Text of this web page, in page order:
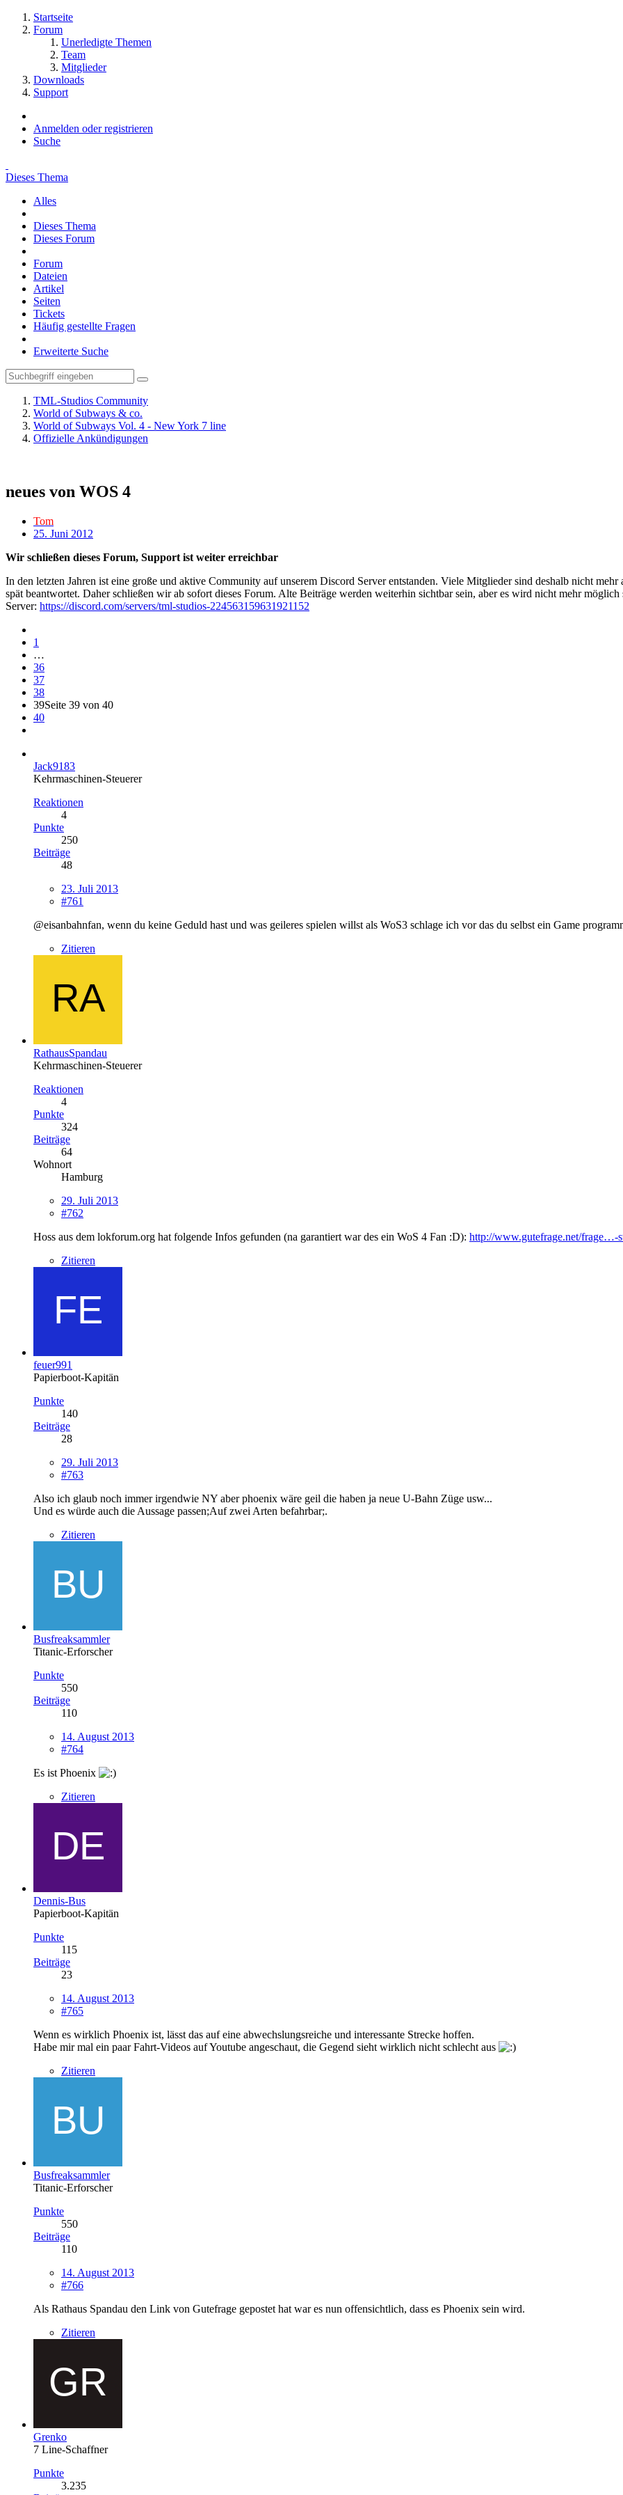
Startseite
Forum
Unerledigte Themen
Team
Mitglieder
Downloads
Support
Anmelden oder registrieren
Suche
Dieses Thema
Alles
Dieses Thema
Dieses Forum
Forum
Dateien
Artikel
Seiten
Tickets
Häufig gestellte Fragen
Erweiterte Suche
TML-Studios Community
World of Subways & co.
World of Subways Vol. 4 - New York 7 line
Offizielle Ankündigungen
neues von WOS 4
Tom
25. Juni 2012
Wir schließen dieses Forum, Support ist weiter erreichbar
In den letzten Jahren ist eine große und aktive Community auf unserem Discord Server entstanden. Viele Mitglieder sind deshalb nicht
spät beantwortet. Daher schließen wir ab sofort dieses Forum. Alte Beiträge werden weiterhin sichtbar sein, aber es wird nicht mehr
Server: https://discord.com/servers/tml-studios-224563159631921152
1
…
36
37
38
39Seite 39 von 40
40
Jack9183
Kehrmaschinen-Steuerer
Reaktionen
4
Punkte
250
Beiträge
48
23. Juli 2013
#761
@eisanbahnfan, wenn du keine Geduld hast und was geileres spielen willst als WoS3 schlage ich vor das du selbst ein Game
Zitieren
RathausSpandau
Kehrmaschinen-Steuerer
Reaktionen
4
Punkte
324
Beiträge
64
Wohnort
Hamburg
29. Juli 2013
#762
Hoss aus dem lokforum.org hat folgende Infos gefunden (na garantiert war des ein WoS 4 Fan :D): http://www.gutefrage.net/frage…-
Zitieren
feuer991
Papierboot-Kapitän
Punkte
140
Beiträge
28
29. Juli 2013
#763
Also ich glaub noch immer irgendwie NY aber phoenix wäre geil die haben ja neue U-Bahn Züge usw...
Und es würde auch die Aussage passen;Auf zwei Arten befahrbar;.
Zitieren
Busfreaksammler
Titanic-Erforscher
Punkte
550
Beiträge
110
14. August 2013
#764
Es ist Phoenix
Zitieren
Dennis-Bus
Papierboot-Kapitän
Punkte
115
Beiträge
23
14. August 2013
#765
Wenn es wirklich Phoenix ist, lässt das auf eine abwechslungsreiche und interessante Strecke hoffen.
Habe mir mal ein paar Fahrt-Videos auf Youtube angeschaut, die Gegend sieht wirklich nicht schlecht aus
Zitieren
Busfreaksammler
Titanic-Erforscher
Punkte
550
Beiträge
110
14. August 2013
#766
Als Rathaus Spandau den Link von Gutefrage gepostet hat war es nun offensichtlich, dass es Phoenix sein wird.
Zitieren
Grenko
7 Line-Schaffner
Punkte
3.235